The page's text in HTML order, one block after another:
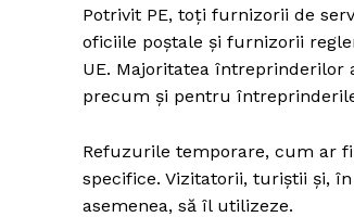
Potrivit PE, toți furnizorii de
oficiile poștale și furnizorii
UE. Majoritatea
precum și pentru
Refuzurile temporare, cum ar
specifice. Vizitatorii, turiștii și,
asemenea, să îl utilizeze.